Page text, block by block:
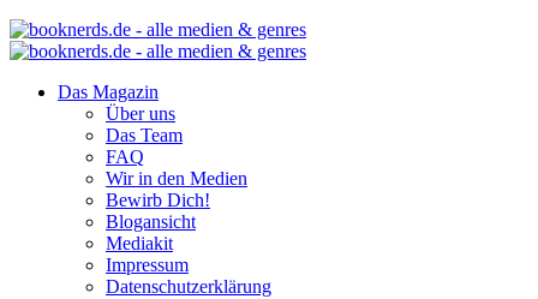
Das Magazin
Über uns
Das Team
FAQ
Wir in den Medien
Bewirb Dich!
Blogansicht
Mediakit
Impressum
Datenschutzerklärung